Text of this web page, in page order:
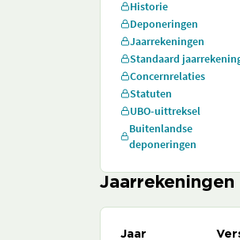
Historie
Deponeringen
Jaarrekeningen
Standaard
Concernrelaties
Statuten
UBO-uittreksel
Buitenlandse
deponeringen
Jaarrekeningen
Jaar